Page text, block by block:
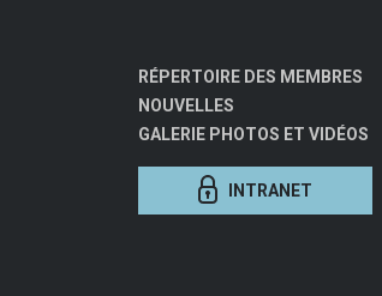
RÉPERTOIRE DES MEMBRES
NOUVELLES
GALERIE PHOTOS ET VIDÉOS
INTRANET